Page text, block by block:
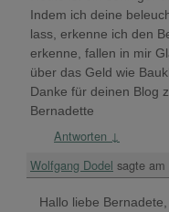
Indem ich deine
lass, erkenne ich den
erkenne, fallen in mir
über das Geld wie
Danke für deinen Blog
Bernadette
Antworten ↓
Wolfgang Dodel sagte am
Hallo liebe Bernadete,